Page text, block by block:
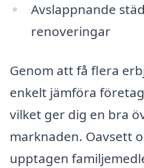
Avslappnande
renoveringar
Genom att få flera
enkelt jämföra
vilket ger dig en bra
marknaden. Oavsett
upptagen